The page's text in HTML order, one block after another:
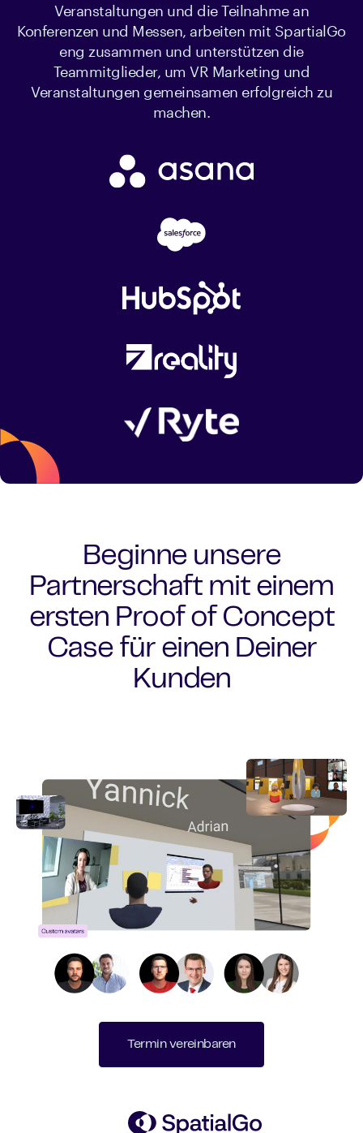
Veranstaltungen und die Teilnahme an
Konferenzen und Messen, arbeiten mit SpartialGo
eng zusammen und unterstützen die
Teammitglieder, um VR Marketing und
Veranstaltungen gemeinsamen erfolgreich zu
machen.
Beginne unsere
Partnerschaft mit einem
ersten Proof of Concept
Case für einen Deiner
Kunden
Termin vereinbaren